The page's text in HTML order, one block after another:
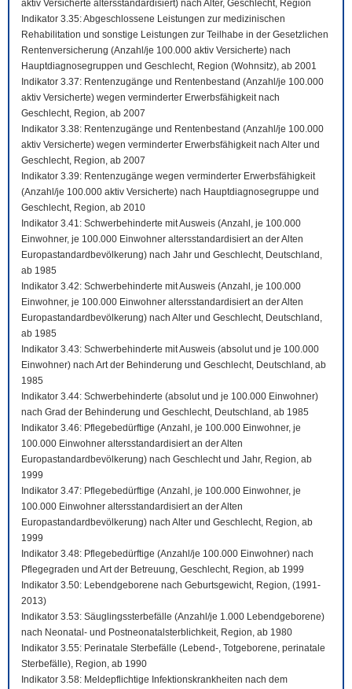
aktiv Versicherte altersstandardisiert) nach Alter, Geschlecht, Region
Indikator 3.35: Abgeschlossene Leistungen zur medizinischen
Rehabilitation und sonstige Leistungen zur Teilhabe in der Gesetzlichen
Rentenversicherung (Anzahl/je 100.000 aktiv Versicherte) nach
Hauptdiagnosegruppen und Geschlecht, Region (Wohnsitz), ab 2001
Indikator 3.37: Rentenzugänge und Rentenbestand (Anzahl/je 100.000
aktiv Versicherte) wegen verminderter Erwerbsfähigkeit nach
Geschlecht, Region, ab 2007
Indikator 3.38: Rentenzugänge und Rentenbestand (Anzahl/je 100.000
aktiv Versicherte) wegen verminderter Erwerbsfähigkeit nach Alter und
Geschlecht, Region, ab 2007
Indikator 3.39: Rentenzugänge wegen verminderter Erwerbsfähigkeit
(Anzahl/je 100.000 aktiv Versicherte) nach Hauptdiagnosegruppe und
Geschlecht, Region, ab 2010
Indikator 3.41: Schwerbehinderte mit Ausweis (Anzahl, je 100.000
Einwohner, je 100.000 Einwohner altersstandardisiert an der Alten
Europastandardbevölkerung) nach Jahr und Geschlecht, Deutschland,
ab 1985
Indikator 3.42: Schwerbehinderte mit Ausweis (Anzahl, je 100.000
Einwohner, je 100.000 Einwohner altersstandardisiert an der Alten
Europastandardbevölkerung) nach Alter und Geschlecht, Deutschland,
ab 1985
Indikator 3.43: Schwerbehinderte mit Ausweis (absolut und je 100.000
Einwohner) nach Art der Behinderung und Geschlecht, Deutschland, ab
1985
Indikator 3.44: Schwerbehinderte (absolut und je 100.000 Einwohner)
nach Grad der Behinderung und Geschlecht, Deutschland, ab 1985
Indikator 3.46: Pflegebedürftige (Anzahl, je 100.000 Einwohner, je
100.000 Einwohner altersstandardisiert an der Alten
Europastandardbevölkerung) nach Geschlecht und Jahr, Region, ab
1999
Indikator 3.47: Pflegebedürftige (Anzahl, je 100.000 Einwohner, je
100.000 Einwohner altersstandardisiert an der Alten
Europastandardbevölkerung) nach Alter und Geschlecht, Region, ab
1999
Indikator 3.48: Pflegebedürftige (Anzahl/je 100.000 Einwohner) nach
Pflegegraden und Art der Betreuung, Geschlecht, Region, ab 1999
Indikator 3.50: Lebendgeborene nach Geburtsgewicht, Region, (1991-
2013)
Indikator 3.53: Säuglingssterbefälle (Anzahl/je 1.000 Lebendgeborene)
nach Neonatal- und Postneonatalsterblichkeit, Region, ab 1980
Indikator 3.55: Perinatale Sterbefälle (Lebend-, Totgeborene, perinatale
Sterbefälle), Region, ab 1990
Indikator 3.58: Meldepflichtige Infektionskrankheiten nach dem